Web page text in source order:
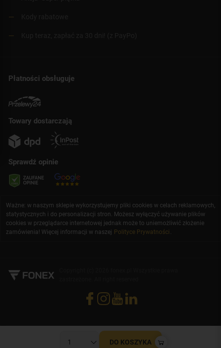
DO KOSZYKA
Płatności obsługuje
Towary dostarczają
Sprawdź opinie
Ważne: w naszym sklepie wykorzystujemy pliki cookies w celach reklamowych,
statystycznych i do personalizacji stron. Możesz wyłączyć używanie plików
cookies w przeglądarce internetowej jednak może to uniemożliwić złożenie
zamówienia! Więcej informacji w naszej Polityce Prywatności .